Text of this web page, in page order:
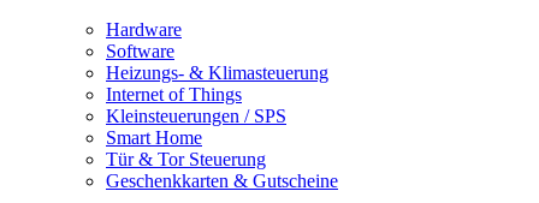
Hardware
Software
Heizungs- & Klimasteuerung
Internet of Things
Kleinsteuerungen / SPS
Smart Home
Tür & Tor Steuerung
Geschenkkarten & Gutscheine